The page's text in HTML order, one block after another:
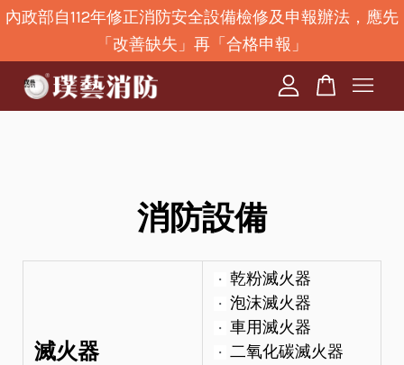
內政部自112年修正消防安全設備檢修及申報辦法，應先
「改善缺失」再「合格申報」
消防設備
滅火器
・ 乾粉滅火器
・ 泡沫滅火器
・ 車用滅火器
・ 二氧化碳滅火器
您的購物車目前還是空的。